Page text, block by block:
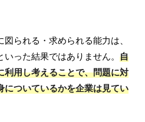
られる・求められる能力は、
った結果ではありません。 自
利用し考えることで、問題に対
についているかを企業は見てい